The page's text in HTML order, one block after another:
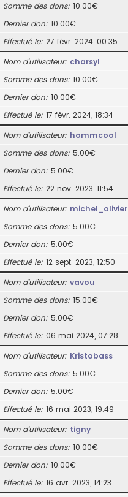
Somme des dons 10.00€
Dernier don 10.00€
Effectué le 27 févr. 2024, 00:35
Nom d’utilisateur charsyl
Somme des dons 10.00€
Dernier don 10.00€
Effectué le 17 févr. 2024, 18:34
Nom d’utilisateur hommcool
Somme des dons 5.00€
Dernier don 5.00€
Effectué le 22 nov. 2023, 11:54
Nom d’utilisateur michel_olivier
Somme des dons 5.00€
Dernier don 5.00€
Effectué le 12 sept. 2023, 12:50
Nom d’utilisateur vavou
Somme des dons 15.00€
Dernier don 5.00€
Effectué le 06 mai 2024, 07:28
Nom d’utilisateur Kristobass
Somme des dons 5.00€
Dernier don 5.00€
Effectué le 16 mai 2023, 19:49
Nom d’utilisateur tigny
Somme des dons 10.00€
Dernier don 10.00€
Effectué le 16 avr. 2023, 14:23